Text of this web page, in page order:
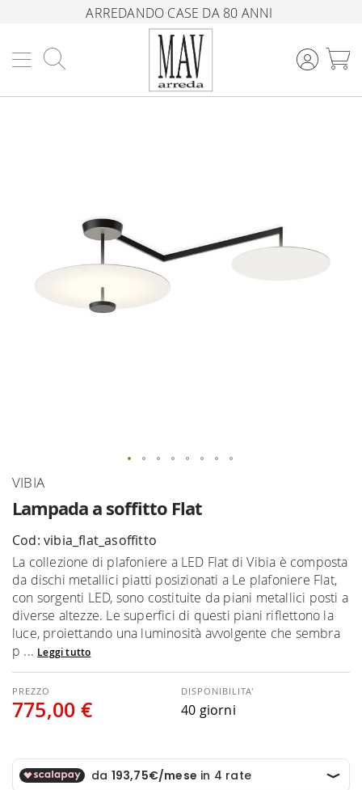
ARREDANDO CASE DA 80 ANNI
Lampada a soffitto Flat
VIBIA
Cod: vibia_flat_asoffitto
La collezione di plafoniere a LED Flat di Vibia è composta
da dischi metallici piatti posizionati a Le plafoniere Flat,
con sorgenti LED, sono costituite da piani metallici posti a
diverse altezze. Le superfici di questi piani riflettono la
luce, proiettando una luminosità avvolgente che sembra
p ... Leggi tutto
775,00 €
DISPONIBILITA'
40 giorni
Vai
della
galleria
di
immagini